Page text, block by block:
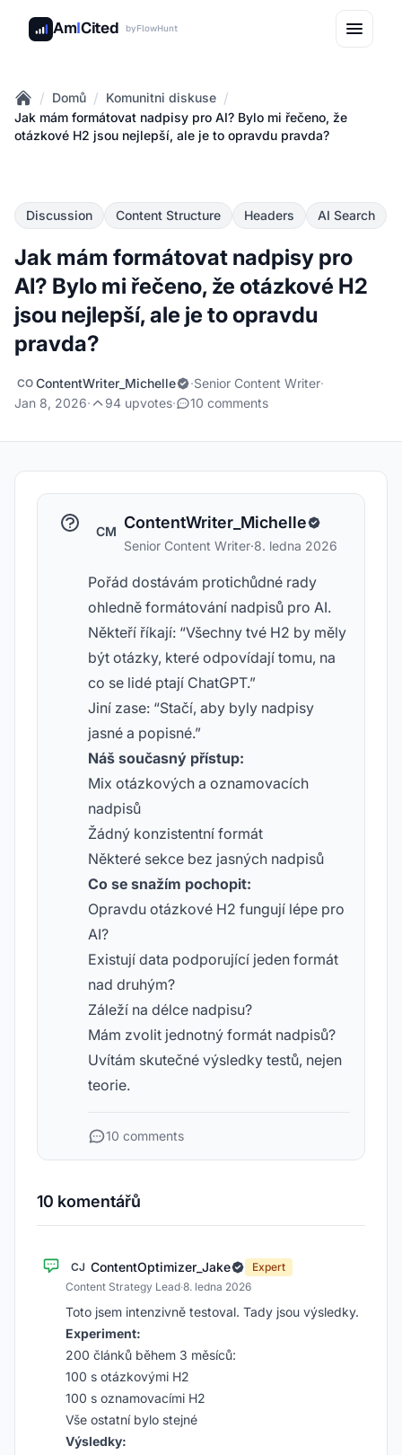
AmICited byFlowHunt
Home
/ Domů / Komunitni diskuse /
Jak mám formátovat nadpisy pro AI? Bylo mi řečeno, že
otázkové H2 jsou nejlepší, ale je to opravdu pravda?
Discussion Content Structure Headers AI Search
Jak mám formátovat nadpisy pro
AI? Bylo mi řečeno, že otázkové H2
jsou nejlepší, ale je to opravdu
pravda?
CO ContentWriter_Michelle ·Senior Content Writer·
Jan 8, 2026· 94 upvotes· 10 comments
CM ContentWriter_Michelle
Senior Content Writer·8. ledna 2026
Pořád dostávám protichůdné rady
ohledně formátování nadpisů pro AI.
Někteří říkají: “Všechny tvé H2 by měly
být otázky, které odpovídají tomu, na
co se lidé ptají ChatGPT.”
Jiní zase: “Stačí, aby byly nadpisy
jasné a popisné.”
Náš současný přístup:
Mix otázkových a oznamovacích
nadpisů
Žádný konzistentní formát
Některé sekce bez jasných nadpisů
Co se snažím pochopit:
Opravdu otázkové H2 fungují lépe pro
AI?
Existují data podporující jeden formát
nad druhým?
Záleží na délce nadpisu?
Mám zvolit jednotný formát nadpisů?
Uvítám skutečné výsledky testů, nejen
teorie.
10 comments
10 komentářů
CJ ContentOptimizer_Jake
Expert
Content Strategy Lead·8. ledna 2026
Toto jsem intenzivně testoval. Tady jsou výsledky.
Experiment:
200 článků během 3 měsíců:
100 s otázkovými H2
100 s oznamovacími H2
Vše ostatní bylo stejné
Výsledky: